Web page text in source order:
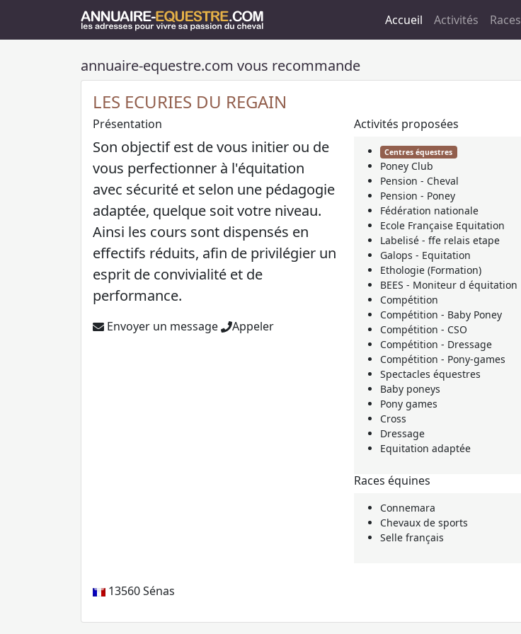
Accueil Activités Races
annuaire-equestre.com vous recommande
LES ECURIES DU REGAIN
Présentation
Son objectif est de vous initier ou de
vous perfectionner à l'équitation
avec sécurité et selon une pédagogie
adaptée, quelque soit votre niveau.
Ainsi les cours sont dispensés en
effectifs réduits, afin de privilégier un
esprit de convivialité et de
performance.
Envoyer un message Appeler
Activités proposées
Centres équestres
Poney Club
Pension - Cheval
Pension - Poney
Fédération nationale
Ecole Française Equitation
Labelisé - ffe relais etape
Galops - Equitation
Ethologie (Formation)
BEES - Moniteur d équitation
Compétition
Compétition - Baby Poney
Compétition - CSO
Compétition - Dressage
Compétition - Pony-games
Spectacles équestres
Baby poneys
Pony games
Cross
Dressage
Equitation adaptée
Races équines
Connemara
Chevaux de sports
Selle français
13560Sénas